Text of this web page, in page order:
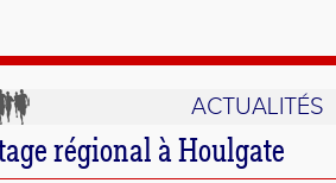
ACTUALITÉS
régional à Houlgate